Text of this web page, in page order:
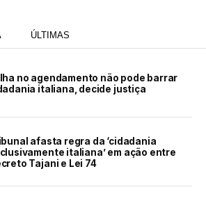
ÚLTIMAS
no agendamento não pode barrar
italiana, decide justiça
afasta regra da ‘cidadania
italiana’ em ação entre
Tajani e Lei 74